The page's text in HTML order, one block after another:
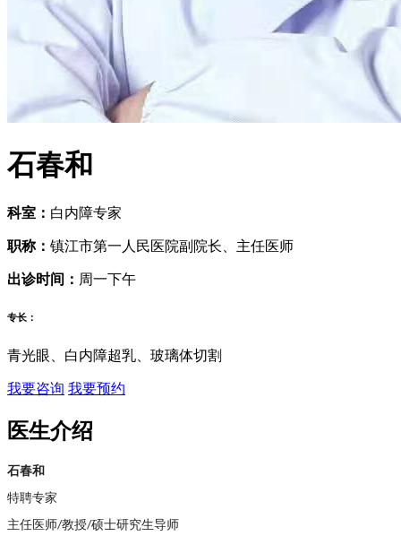
石春和
科室： 白内障专家
职称： 镇江市第一人民医院副院长、主任医师
出诊时间： 周一下午
专长：
青光眼、白内障超乳、玻璃体切割
我要咨询 我要预约
医生介绍
石春和
特聘专家
主任医师/教授/硕士研究生导师